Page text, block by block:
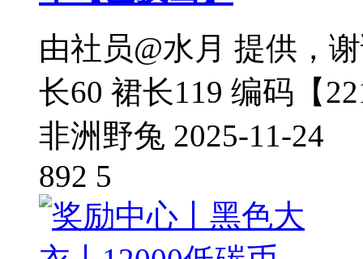
由社员@水月 提供，
长60 裙长119 编码【
非洲野兔 2025-11-24
892 5